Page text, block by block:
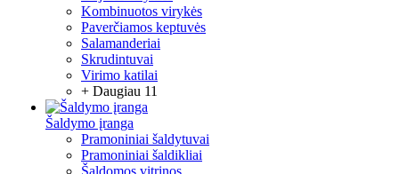
Kombinuotos virykės
Paverčiamos keptuvės
Salamanderiai
Skrudintuvai
Virimo katilai
+ Daugiau 11
Šaldymo įranga
Pramoniniai šaldytuvai
Pramoniniai šaldikliai
Šaldomos vitrinos